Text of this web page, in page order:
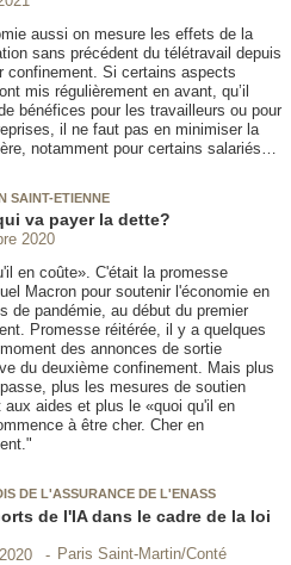
aussi on mesure les effets de la
sans précédent du télétravail depuis
confinement. Si certains aspects
mis régulièrement en avant, qu’il
bénéfices pour les travailleurs ou pour
il ne faut pas en minimiser la
notamment pour certains salariés…
SAINT-ETIENNE
va payer la dette?
2020
en coûte». C'était la promesse
Macron pour soutenir l'économie en
de pandémie, au début du premier
Promesse réitérée, il y a quelques
des annonces de sortie
du deuxième confinement. Mais plus
plus les mesures de soutien
aux aides et plus le «quoi qu'il en
à être cher. Cher en
DE L'ASSURANCE DE L'ENASS
de l'IA dans le cadre de la loi
Paris Saint-Martin/Conté